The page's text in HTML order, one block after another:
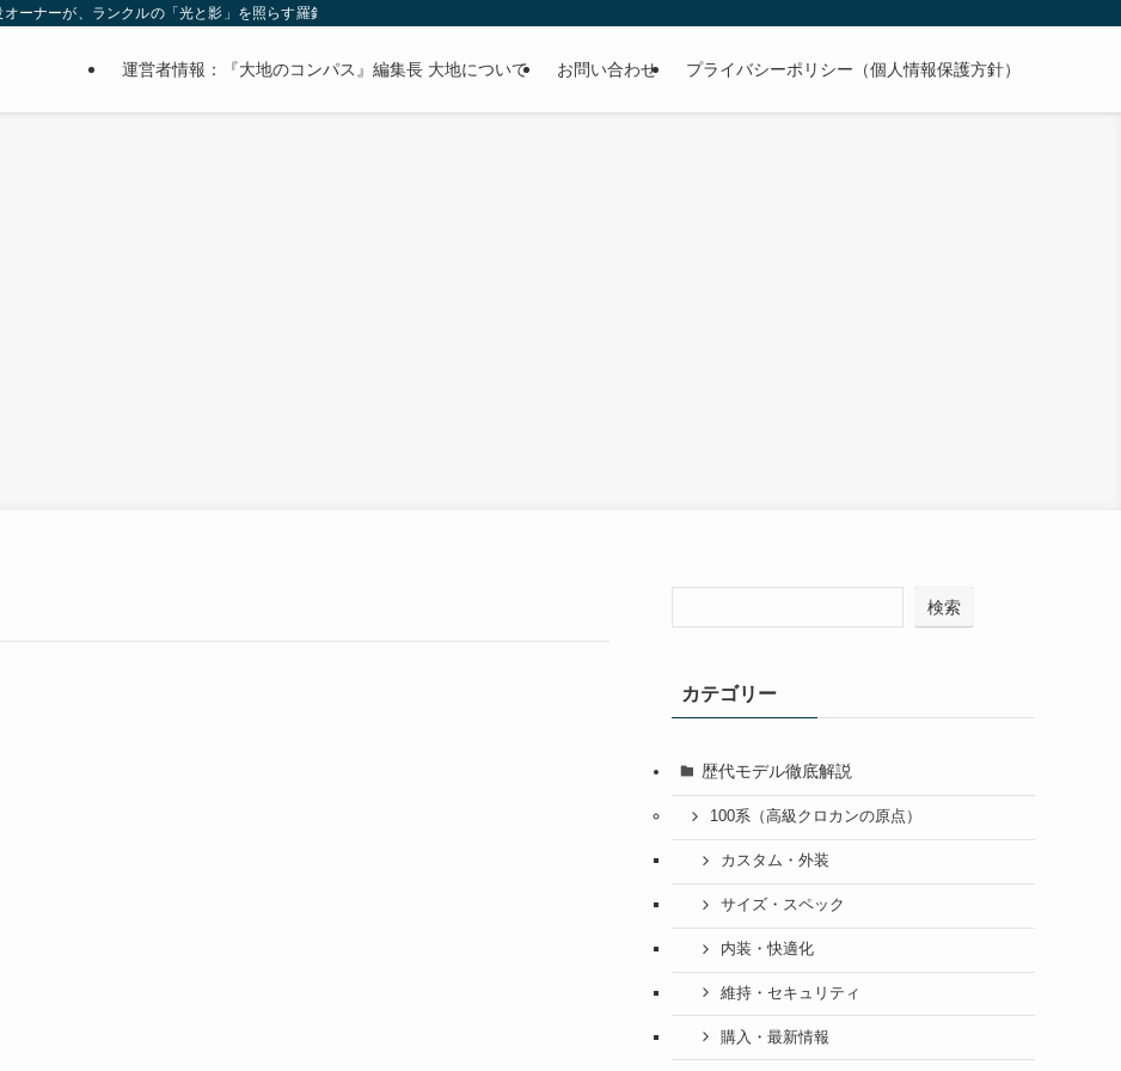
ーナーが、ランクルの「光と影」を照らす羅針盤。
運営者情報：『大地のコンパス』編集長 大地について お問い合わせ プライバシーポリシー（個人情報保護方針）
検索
カテゴリー
歴代モデル徹底解説
100系（高級クロカンの原点）
カスタム・外装
サイズ・スペック
内装・快適化
維持・セキュリティ
購入・最新情報